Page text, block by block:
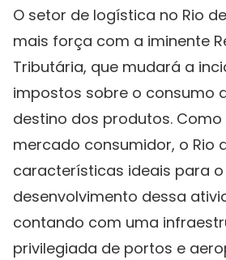
O setor de logística no Rio
mais força com a iminente
Tributária, que mudará a
impostos sobre o consumo
destino dos produtos.
mercado consumidor, o Rio
características ideais para o
desenvolvimento dessa
contando com uma
privilegiada de portos e